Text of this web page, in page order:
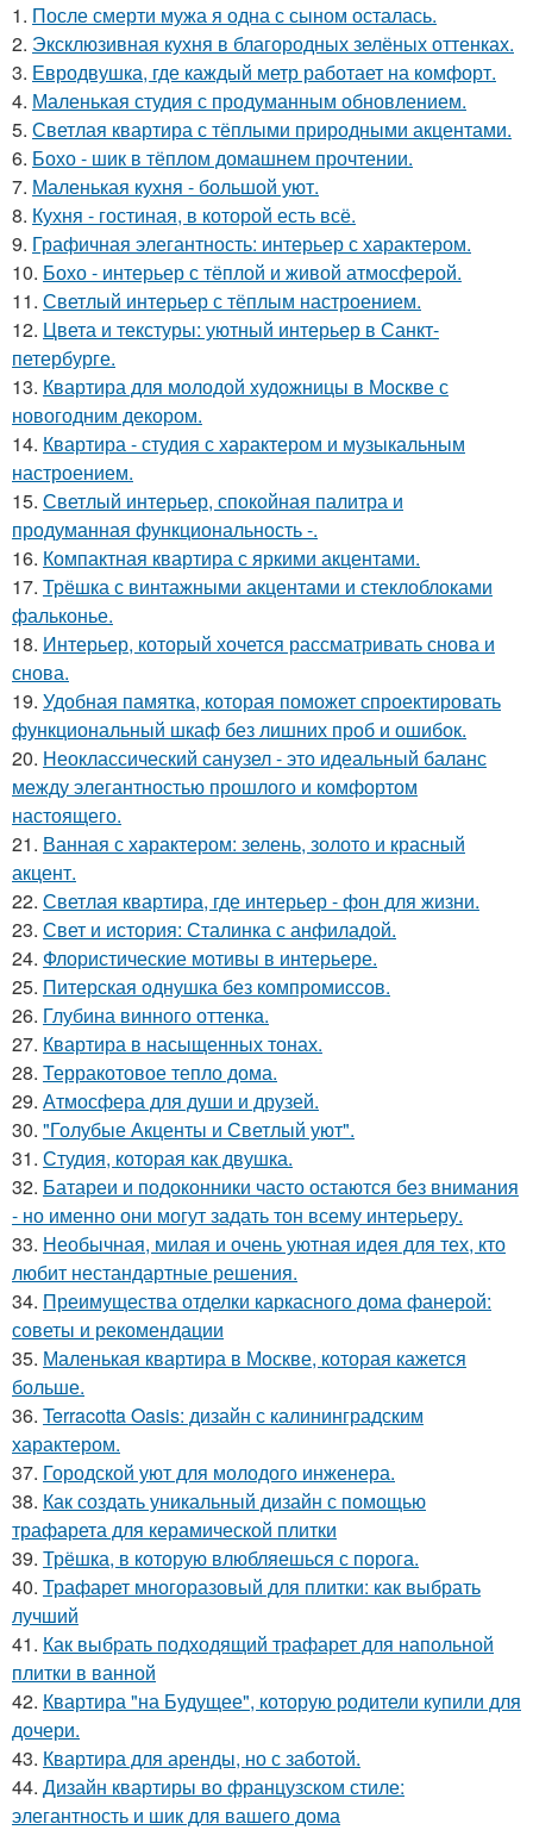
1. После смерти мужа я одна с сыном осталась.
2. Эксклюзивная кухня в благородных зелёных оттенках.
3. Евродвушка, где каждый метр работает на комфорт.
4. Маленькая студия с продуманным обновлением.
5. Светлая квартира с тёплыми природными акцентами.
6. Бохо - шик в тёплом домашнем прочтении.
7. Маленькая кухня - большой уют.
8. Кухня - гостиная, в которой есть всё.
9. Графичная элегантность: интерьер с характером.
10. Бохо - интерьер с тёплой и живой атмосферой.
11. Светлый интерьер с тёплым настроением.
12. Цвета и текстуры: уютный интерьер в Санкт-
петербурге.
13. Квартира для молодой художницы в Москве с
новогодним декором.
14. Квартира - студия с характером и музыкальным
настроением.
15. Светлый интерьер, спокойная палитра и
продуманная функциональность -.
16. Компактная квартира с яркими акцентами.
17. Трёшка с винтажными акцентами и стеклоблоками
фальконье.
18. Интерьер, который хочется рассматривать снова и
снова.
19. Удобная памятка, которая поможет спроектировать
функциональный шкаф без лишних проб и ошибок.
20. Неоклассический санузел - это идеальный баланс
между элегантностью прошлого и комфортом
настоящего.
21. Ванная с характером: зелень, золото и красный
акцент.
22. Светлая квартира, где интерьер - фон для жизни.
23. Свет и история: Сталинка с анфиладой.
24. Флористические мотивы в интерьере.
25. Питерская однушка без компромиссов.
26. Глубина винного оттенка.
27. Квартира в насыщенных тонах.
28. Терракотовое тепло дома.
29. Атмосфера для души и друзей.
30. "Голубые Акценты и Светлый уют".
31. Студия, которая как двушка.
32. Батареи и подоконники часто остаются без внимания
- но именно они могут задать тон всему интерьеру.
33. Необычная, милая и очень уютная идея для тех, кто
любит нестандартные решения.
34. Преимущества отделки каркасного дома фанерой:
советы и рекомендации
35. Маленькая квартира в Москве, которая кажется
больше.
36. Terracotta Oasis: дизайн с калининградским
характером.
37. Городской уют для молодого инженера.
38. Как создать уникальный дизайн с помощью
трафарета для керамической плитки
39. Трёшка, в которую влюбляешься с порога.
40. Трафарет многоразовый для плитки: как выбрать
лучший
41. Как выбрать подходящий трафарет для напольной
плитки в ванной
42. Квартира "на Будущее", которую родители купили для
дочери.
43. Квартира для аренды, но с заботой.
44. Дизайн квартиры во французском стиле:
элегантность и шик для вашего дома